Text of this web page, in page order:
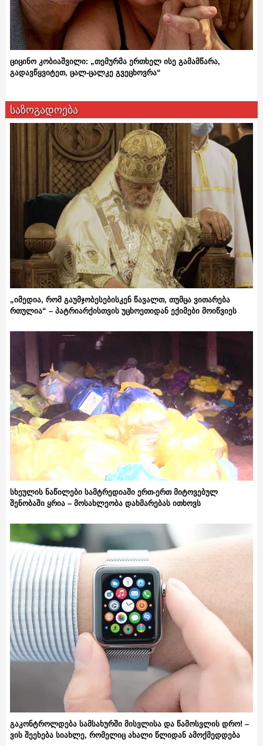
ციცინო კობიაშვილი: „თემურმა ერთხელ ისე გამამწარა,
გადავწყვიტეთ, ცალ-ცალკე გვეცხოვრა“
საზოგადოება
„იმედია, რომ გაუმჯობესებისკენ წავალთ, თუმცა ვითარება
რთულია“ – პატრიარქისთვის უცხოეთიდან ექიმები მოიწვიეს
სხეულის ნაწილები სამტრედიაში ერთ-ერთ მიტოვებულ
შენობაში ყრია – მოსახლეობა დახმარებას ითხოვს
გაკონტროლდება სამსახურში მისვლისა და წამოსვლის დრო! –
ვის შეეხება სიახლე, რომელიც ახალი წლიდან ამოქმედდება